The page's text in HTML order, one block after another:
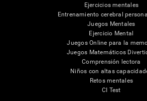
Ejercicios mentales
Entrenamiento cerebral
Juegos Mentales
Ejercicio Mental
Juegos Online para la
Juegos Matemáticos
Comprensión lectora
Niños con altas
Retos mentales
CI Test